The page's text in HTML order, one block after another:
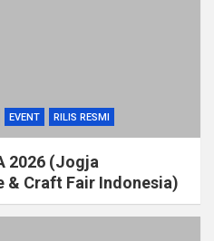
EVENT RILIS RESMI
2026 (Jogja
Craft Fair Indonesia)